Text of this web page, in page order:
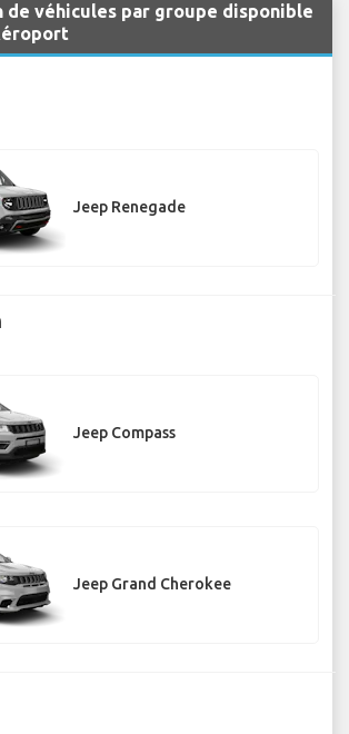
de véhicules par groupe disponible
Jeep Renegade
Jeep Compass
Jeep Grand Cherokee